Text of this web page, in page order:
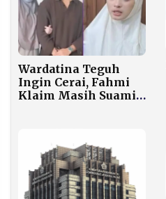
Wardatina Teguh
Ingin Cerai, Fahmi
Klaim Masih Suami